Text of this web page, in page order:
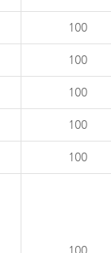
100
100
100
100
100
100